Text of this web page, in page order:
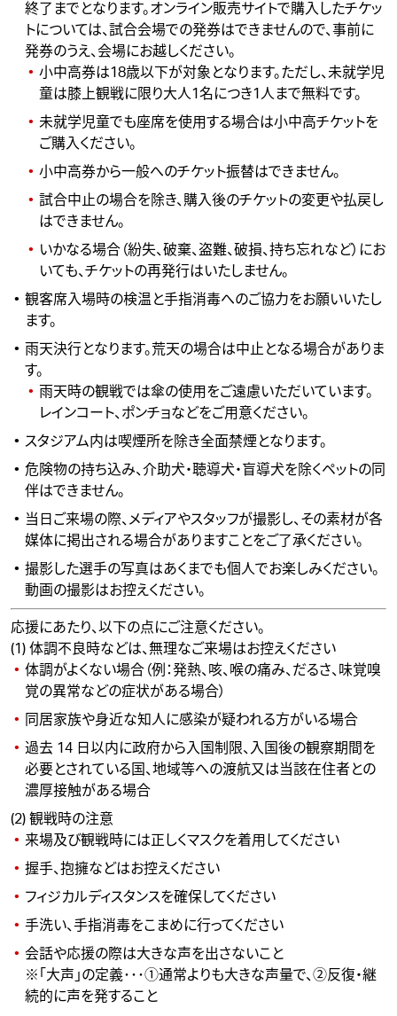
終了までとなります。オンライン販売サイトで購入したチケッ
トについては、試合会場での発券はできませんので、事前に
発券のうえ、会場にお越しください。
小中高券は18歳以下が対象となります。ただし、未就学児
童は膝上観戦に限り大人1名につき1人まで無料です。
未就学児童でも座席を使用する場合は小中高チケットを
ご購入ください。
小中高券から一般へのチケット振替はできません。
試合中止の場合を除き、購入後のチケットの変更や払戻し
はできません。
いかなる場合（紛失、破棄、盗難、破損、持ち忘れなど）にお
いても、チケットの再発行はいたしません。
観客席入場時の検温と手指消毒へのご協力をお願いいたし
ます。
雨天決行となります。荒天の場合は中止となる場合がありま
す。
雨天時の観戦では傘の使用をご遠慮いただいています。
レインコート、ポンチョなどをご用意ください。
スタジアム内は喫煙所を除き全面禁煙となります。
危険物の持ち込み、介助犬・聴導犬・盲導犬を除くペットの同
伴はできません。
当日ご来場の際、メディアやスタッフが撮影し、その素材が各
媒体に掲出される場合がありますことをご了承ください。
撮影した選手の写真はあくまでも個人でお楽しみください。
動画の撮影はお控えください。
応援にあたり、以下の点にご注意ください。
(1) 体調不良時などは、無理なご来場はお控えください
体調がよくない場合（例：発熱、咳、喉の痛み、だるさ、味覚嗅
覚の異常などの症状がある場合）
同居家族や身近な知人に感染が疑われる方がいる場合
過去 14 日以内に政府から入国制限、入国後の観察期間を
必要とされている国、地域等への渡航又は当該在住者との
濃厚接触がある場合
(2) 観戦時の注意
来場及び観戦時には正しくマスクを着用してください
握手、抱擁などはお控えください
フィジカルディスタンスを確保してください
手洗い、手指消毒をこまめに行ってください
会話や応援の際は大きな声を出さないこと
※「大声」の定義･･･①通常よりも大きな声量で、②反復・継
続的に声を発すること